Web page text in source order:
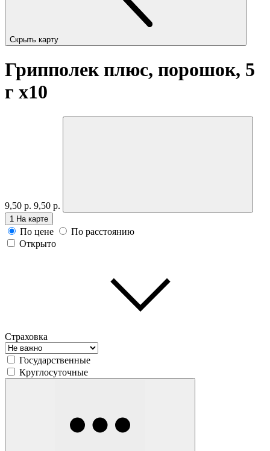
Скрыть карту
Грипполек плюс, порошок, 5
г x10
9,50 р. 9,50 р.
1 На карте
По цене
По расстоянию
Открыто
Страховка
Государственные
Круглосуточные